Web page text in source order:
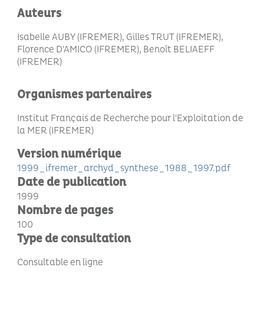
Auteurs
Isabelle AUBY (IFREMER), Gilles TRUT (IFREMER),
Florence D'AMICO (IFREMER), Benoît BELIAEFF
(IFREMER)
Organismes partenaires
Institut Français de Recherche pour l'Exploitation de
la MER (IFREMER)
Version numérique
1999_ifremer_archyd_synthese_1988_1997.pdf
Date de publication
1999
Nombre de pages
100
Type de consultation
Consultable en ligne